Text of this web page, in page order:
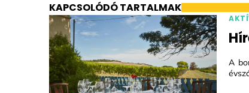
KAPCSOLÓDÓ TARTALMAK
A